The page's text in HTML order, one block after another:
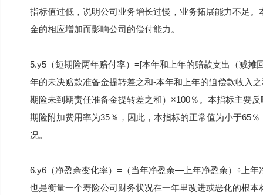
指标值过低，说明公司业务增长过慢，业务拓展能力不足
金的相应增加而影响公司的偿付能力。
5.y5（短期险两年赔付率）=[本年和上年的赔款支出（减
年的未决赔款准备金提转差之和-本年和上年的迫偿款收入
期险未到期责任准备金提转差之和）×100％。本指标主要
期险附加费用率为35％，因此，本指标的正常值为小于65
况。
6.y6（净盈余变化率）=（当年净盈余—上年净盈余）÷上
也是衡量一个寿险公司财务状况在一年里改进或恶化的根